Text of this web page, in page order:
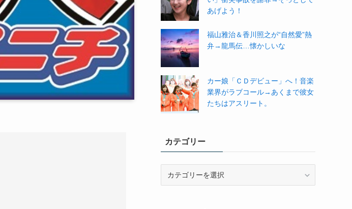
あげよう！
福山雅治＆香川照之が“自然愛”熱
弁→龍馬伝…懐かしいな
カー娘「ＣＤデビュー」へ！音楽
業界がラブコール→あくまで彼女
たちはアスリート。
カテゴリー